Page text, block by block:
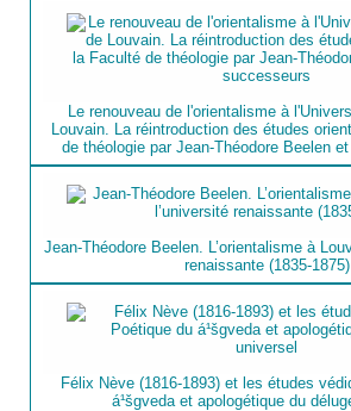
Le renouveau de l'orientalisme à
Louvain. La réintroduction des études
de théologie par Jean-Théodore Beelen
Jean-Théodore Beelen. L’orientalisme à
renaissante (1835-1875)
Félix Nève (1816-1893) et les études
á¹šgveda et apologétique du